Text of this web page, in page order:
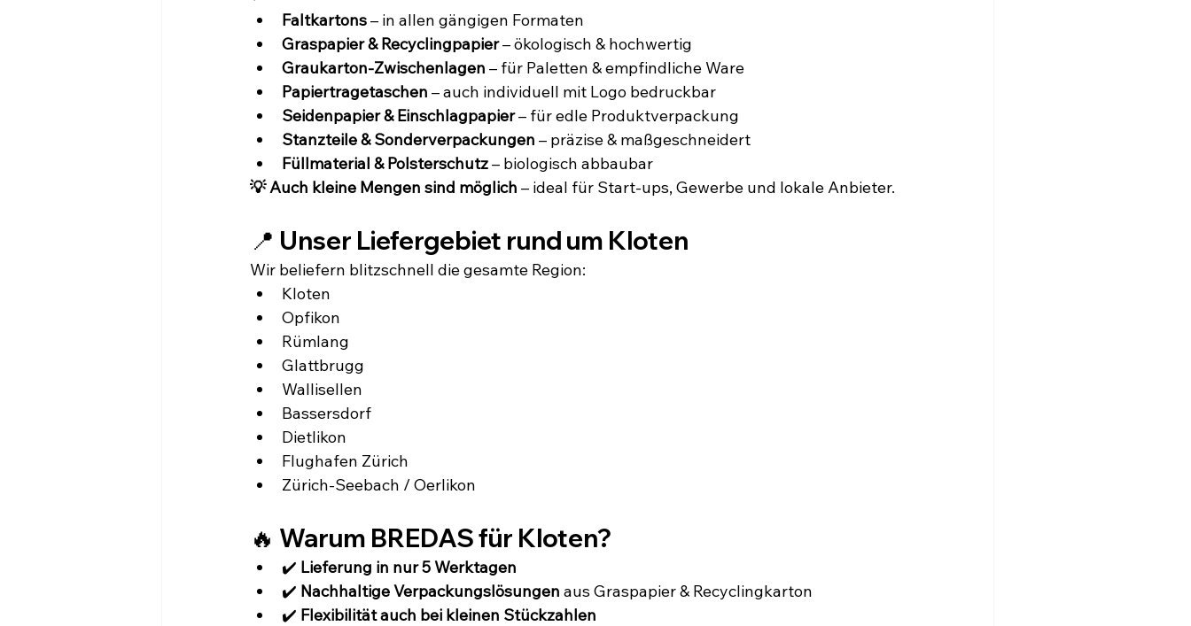
Faltkartons – in allen gängigen Formaten
Graspapier & Recyclingpapier – ökologisch & hochwertig
Graukarton-Zwischenlagen – für Paletten & empfindliche Ware
Papiertragetaschen – auch individuell mit Logo bedruckbar
Seidenpapier & Einschlagpapier – für edle Produktverpackung
Stanzteile & Sonderverpackungen – präzise & maßgeschneidert
Füllmaterial & Polsterschutz – biologisch abbaubar
💡 Auch kleine Mengen sind möglich – ideal für Start-ups, Gewerbe und lokale Anbieter.
📍 Unser Liefergebiet rund um Kloten
Wir beliefern blitzschnell die gesamte Region:
Kloten
Opfikon
Rümlang
Glattbrugg
Wallisellen
Bassersdorf
Dietlikon
Flughafen Zürich
Zürich-Seebach / Oerlikon
🔥 Warum BREDAS für Kloten?
✔️ Lieferung in nur 5 Werktagen
✔️ Nachhaltige Verpackungslösungen aus Graspapier & Recyclingkarton
✔️ Flexibilität auch bei kleinen Stückzahlen